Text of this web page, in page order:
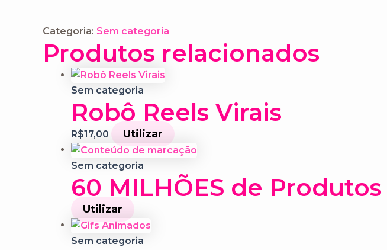
Categoria: Sem categoria
Produtos relacionados
Sem categoria
Robô Reels Virais
R$17,00 Utilizar
Sem categoria
60 MILHÕES de
Utilizar
Sem categoria